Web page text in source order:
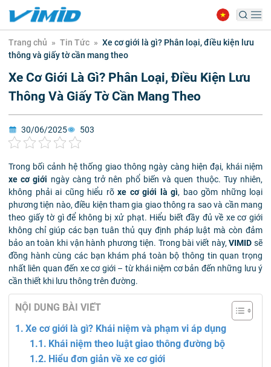
Trang chủ » Tin Tức » Xe cơ giới là gì? Phân loại, điều kiện lưu
thông và giấy tờ cần mang theo
Xe Cơ Giới Là Gì? Phân Loại, Điều Kiện Lưu
Thông Và Giấy Tờ Cần Mang Theo
30/06/2025 503
Trong bối cảnh hệ thống giao thông ngày càng hiện đại, khái niệm
xe cơ giới ngày càng trở nên phổ biến và quen thuộc. Tuy nhiên,
không phải ai cũng hiểu rõ xe cơ giới là gì, bao gồm những loại
phương tiện nào, điều kiện tham gia giao thông ra sao và cần mang
theo giấy tờ gì để không bị xử phạt. Hiểu biết đầy đủ về xe cơ giới
không chỉ giúp các bạn tuân thủ quy định pháp luật mà còn đảm
bảo an toàn khi vận hành phương tiện. Trong bài viết này,VIMID sẽ
đồng hành cùng các bạn khám phá toàn bộ thông tin quan trọng
nhất liên quan đến xe cơ giới – từ khái niệm cơ bản đến những lưu ý
cần thiết khi lưu thông trên đường.
NỘI DUNG BÀI VIẾT
Xe cơ giới là gì? Khái niệm và phạm vi áp dụng
Khái niệm theo luật giao thông đường bộ
Hiểu đơn giản về xe cơ giới